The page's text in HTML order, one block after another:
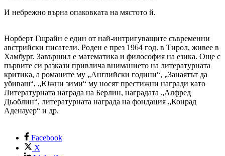
И небрежно върна опаковката на мястото й.
Норберт Гщрайн е един от най-интригуващите съвременни
австрийски писатели. Роден е през 1964 год. в Тирол, живее в
Хамбург. Завършил е математика и философия на езика. Още с
първите си разкази привлича вниманието на литературната
критика, а романите му „Английски години“, „Занаятът да
убиваш“, „Южни зими“ му носят престижни награди като
Литературната награда на Берлин, наградата „Алфред
Дьоблин“, литературната награда на фондация „Конрад
Аденауер“ и др.
Facebook
X